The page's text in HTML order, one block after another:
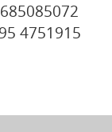
4751915